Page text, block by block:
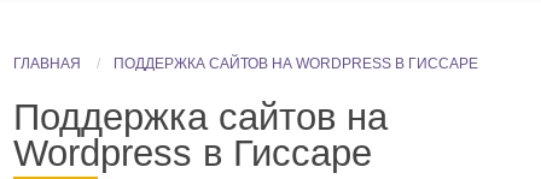
ГЛАВНАЯ ПОДДЕРЖКА САЙТОВ НА WORDPRESS В ГИССАРЕ
Поддержка сайтов на
Wordpress в Гиссаре